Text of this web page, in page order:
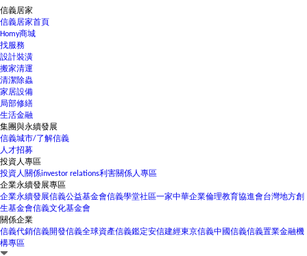
信義居家
信義居家首頁
Homy商城
找服務
設計裝潢
搬家清運
清潔除蟲
家居設備
局部修繕
生活金融
集團與永續發展
信義城市/了解信義
人才招募
投資人專區
投資人關係investor relations利害關係人專區
企業永續發展專區
企業永續發展信義公益基金會信義學堂社區一家中華企業倫理教育協進會台灣地方創
生基金會信義文化基金會
關係企業
信義代銷信義開發信義全球資產信義鑑定安信建經東京信義中國信義信義置業金融機
構專區